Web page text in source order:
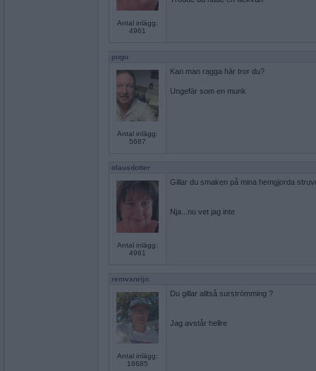
Antal inlägg:
4961
pogu
Antal inlägg:
5687
Kan man ragga här tror du?
Ungefär som en munk
olausdotter
Antal inlägg:
4961
Gillar du smaken på mina hemgjorda
Nja...nu vet jag inte
remvanrijn
Antal inlägg:
16685
Du gillar alltså surströmming ?
Jag avstår hellre